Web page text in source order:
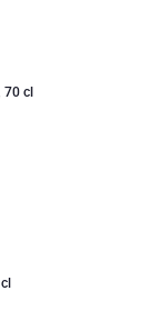
70 cl